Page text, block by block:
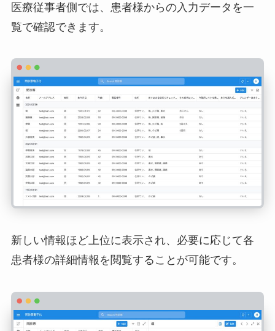
医療従事者側では、患者様からの入力データを一
覧で確認できます。
新しい情報ほど上位に表示され、必要に応じて各
患者様の詳細情報を閲覧することが可能です。